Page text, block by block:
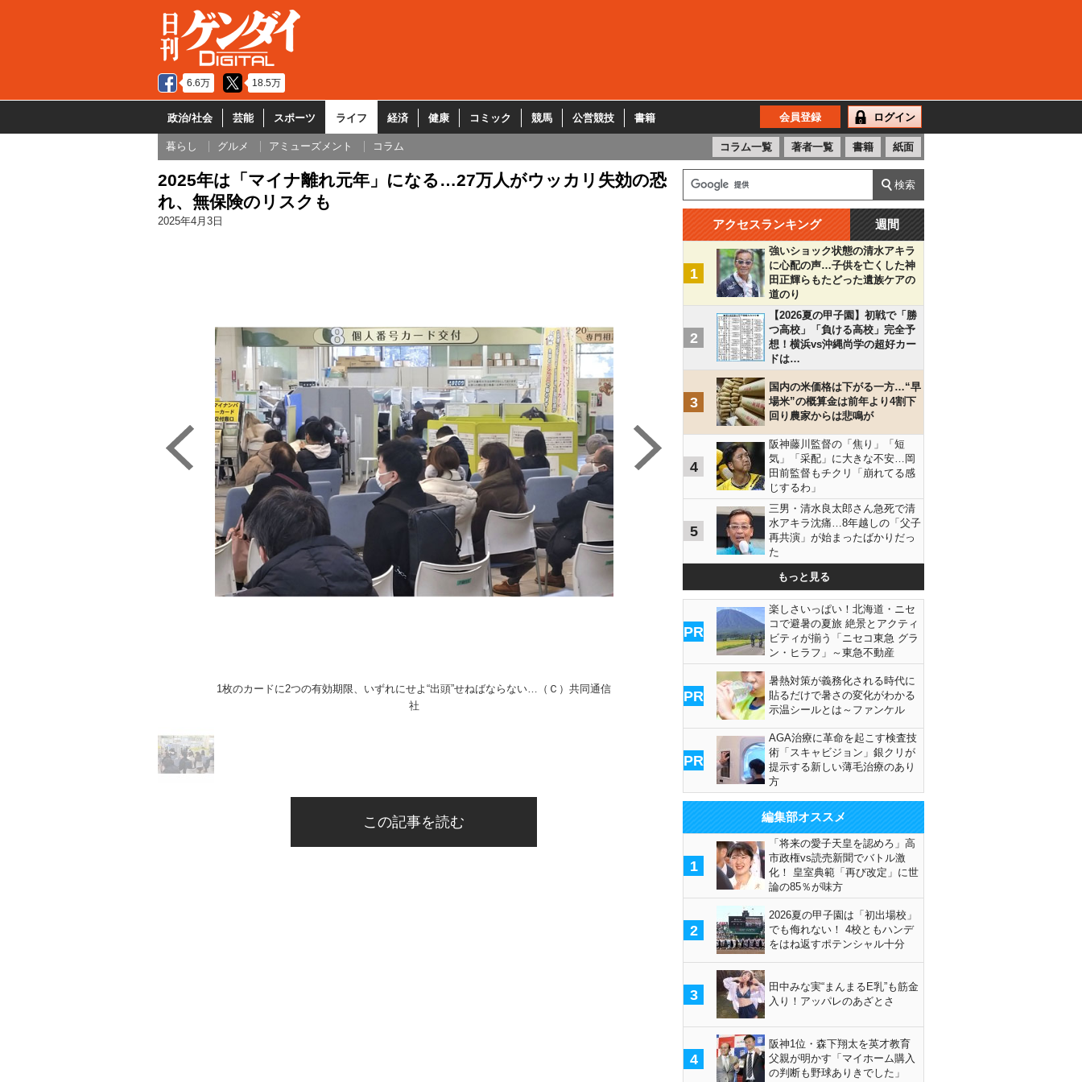
6.6万 18.5万
政治/社会 芸能 スポーツ ライフ 経済 健康 コミック 競馬 公営競技 書籍 会員登録 ログイン
暮らし グルメ アミューズメント コラム コラム一覧 著者一覧 書籍 紙面
2025年は「マイナ離れ元年」になる…27万人がウッカリ失効の恐
れ、無保険のリスクも
2025年4月3日
1枚のカードに2つの有効期限、いずれにせよ“出頭”せねばならない…（Ｃ）共同通信
社
この記事を読む
アクセスランキング 週間
1
強いショック状態の清水アキラ
に心配の声…子供を亡くした神
田正輝らもたどった遺族ケアの
道のり
2
【2026夏の甲子園】初戦で「勝
つ高校」「負ける高校」完全予
想！横浜vs沖縄尚学の超好カー
ドは…
3
国内の米価格は下がる一方…“早
場米”の概算金は前年より4割下
回り農家からは悲鳴が
4
阪神藤川監督の「焦り」「短
気」「采配」に大きな不安…岡
田前監督もチクリ「崩れてる感
じするわ」
5
三男・清水良太郎さん急死で清
水アキラ沈痛…8年越しの「父子
再共演」が始まったばかりだっ
た
もっと見る
PR
楽しさいっぱい！北海道・ニセ
コで避暑の夏旅 絶景とアクティ
ビティが揃う「ニセコ東急 グラ
ン・ヒラフ」～東急不動産
PR
暑熱対策が義務化される時代に
貼るだけで暑さの変化がわかる
示温シールとは～ファンケル
PR
AGA治療に革命を起こす検査技
術「スキャビジョン」銀クリが
提示する新しい薄毛治療のあり
方
編集部オススメ
1
「将来の愛子天皇を認めろ」高
市政権vs読売新聞でバトル激
化！ 皇室典範「再び改定」に世
論の85％が味方
2
2026夏の甲子園は「初出場校」
でも侮れない！ 4校ともハンデ
をはね返すポテンシャル十分
3
田中みな実“まんまるE乳”も筋金
入り！アッパレのあざとさ
4
阪神1位・森下翔太を英才教育
父親が明かす「マイホーム購入
の判断も野球ありきでした」